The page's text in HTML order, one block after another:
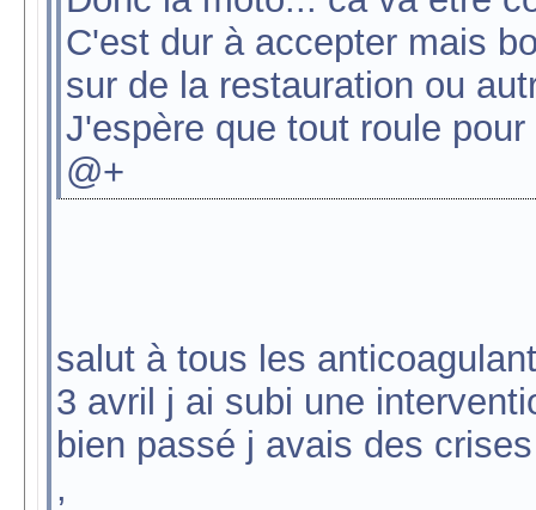
C'est dur à accepter mais
sur de la restauration ou
J'espère que tout roule pour
@+
salut à tous les
3 avril j ai subi une
bien passé j avais des
,